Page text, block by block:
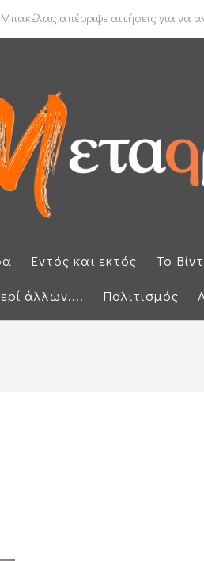
απέρριψε αιτήσεις για να
για το πραγματικό διαθέσιμο
Εντός και εκτός Το
άλλων.... Πολιτισμός